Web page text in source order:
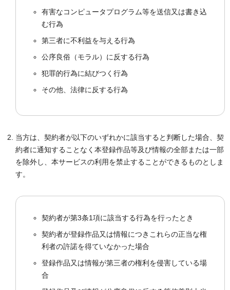
有害なコンピュータプログラム等を送信又は書き込
む行為
第三者に不利益を与える行為
公序良俗（モラル）に反する行為
犯罪的行為に結びつく行為
その他、法律に反する行為
当方は、契約者が以下のいずれかに該当すると判断した場合、契
約者に通知することなく本登録作品等及び情報の全部または一部
を除外し、本サービスの利用を禁止することができるものとしま
す。
契約者が第3条1項に該当する行為を行ったとき
契約者が登録作品又は情報につきこれらの正当な権
利者の許諾を得ていなかった場合
登録作品又は情報が第三者の権利を侵害している場
合